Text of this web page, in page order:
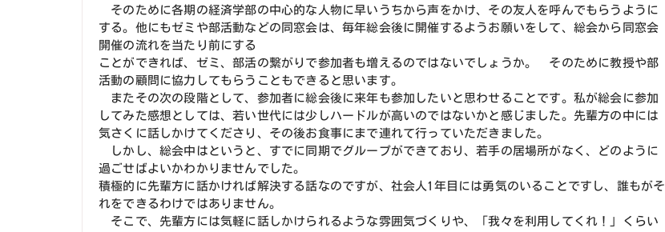
そのために各期の経済学部の中心的な人物に早いうちから声をかけ、その友人を呼んでもらうように
する。他にもゼミや部活動などの同窓会は、毎年総会後に開催するようお願いをして、総会から同窓会
開催の流れを当たり前にする
ことができれば、ゼミ、部活の繋がりで参加者も増えるのではないでしょうか。 そのために教授や部
活動の顧問に協力してもらうこともできると思います。
またその次の段階として、参加者に総会後に来年も参加したいと思わせることです。私が総会に参加
してみた感想としては、若い世代には少しハードルが高いのではないかと感じました。先輩方の中には
気さくに話しかけてくださり、その後お食事にまで連れて行っていただきました。
しかし、総会中はというと、すでに同期でグループができており、若手の居場所がなく、どのように
過ごせばよいかわかりませんでした。
積極的に先輩方に話かければ解決する話なのですが、社会人1年目には勇気のいることですし、誰もがそ
れをできるわけではありません。
そこで、先輩方には気軽に話しかけられるような雰囲気づくりや、「我々を利用してくれ！」くらい